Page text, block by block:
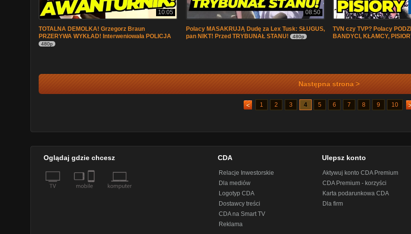
10:05
TOTALNA DEMOLKA! Grzegorz Braun
PRZERYWA WYKŁAD! Interweniowała POLICJA
480p
08:50
Polacy MASAKRUJĄ Dudę za Lex Tusk: SŁUGUS,
pan NIKT! Przed TRYBUNAŁ STANU!
480p
TVN czy TVP? Polacy
BANDYCI, KŁAMCY,
Następna strona >
1 2 3 4 5 6 7 8 9 10
Oglądaj gdzie chcesz CDA
Relacje Inwestorskie
Dla mediów
Logotyp CDA
Dostawcy treści
CDA na Smart TV
Reklama
Ulepsz konto
Aktywuj konto CDA Premium
CDA Premium - korzyści
Karta podarunkowa CDA
Dla firm